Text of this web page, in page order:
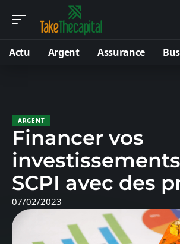
Actu Argent Assurance
ARGENT
Financer vos
SCPI avec des
07/02/2023